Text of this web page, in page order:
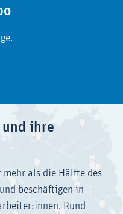
ihre
als die Hälfte des
beschäftigen in
Rund